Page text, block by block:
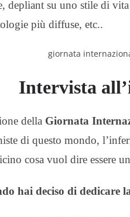
depliant su uno stile di
più diffuse, etc..
Intervista
della Giornata
di questo mondo,
cosa vuol dire essere
hai deciso di dedicare